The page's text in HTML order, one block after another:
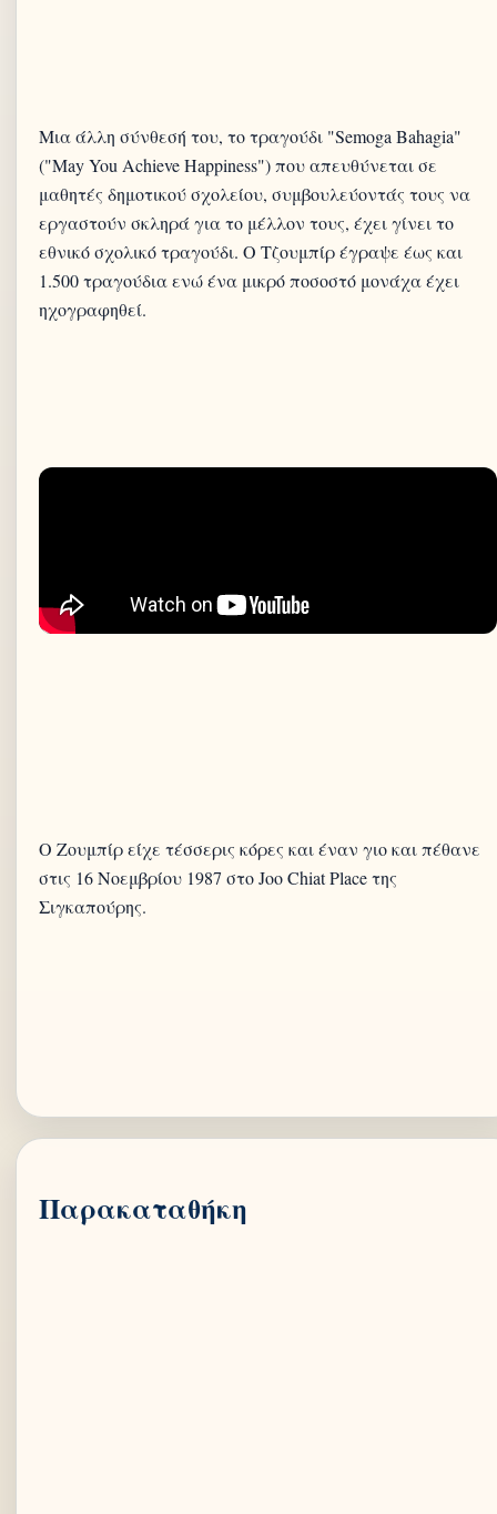
Μια άλλη σύνθεσή του, το τραγούδι "Semoga Bahagia"
("May You Achieve Happiness") που απευθύνεται σε
μαθητές δημοτικού σχολείου, συμβουλεύοντάς τους να
εργαστούν σκληρά για το μέλλον τους, έχει γίνει το
εθνικό σχολικό τραγούδι. Ο Τζουμπίρ έγραψε έως και
1.500 τραγούδια ενώ ένα μικρό ποσοστό μονάχα έχει
ηχογραφηθεί.
Ο Ζουμπίρ είχε τέσσερις κόρες και έναν γιο και πέθανε
στις 16 Νοεμβρίου 1987 στο Joo Chiat Place της
Σιγκαπούρης.
Παρακαταθήκη